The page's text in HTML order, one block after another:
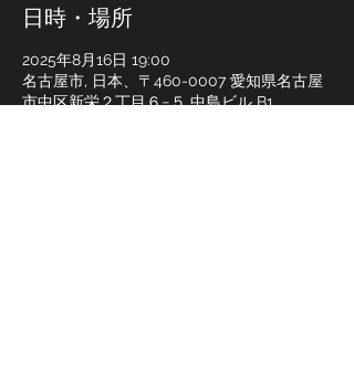
日時・場所
2025年8月16日 19:00
名古屋市, 日本、〒460-0007 愛知県名古屋
市中区新栄２丁目６−５ 中島ビル B1